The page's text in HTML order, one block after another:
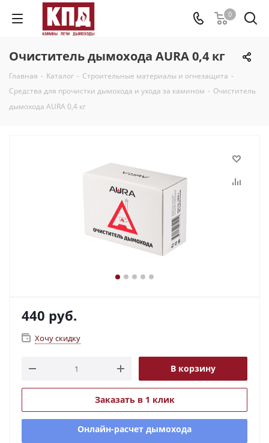
0
Очиститель дымохода AURA 0,4 кг
Главная - Каталог - Строительные материалы и огнезащита -
Средства для прочистки дымохода и ухода за камином - Очиститель
дымохода AURA 0,4 кг
440 руб.
Хочу скидку
В корзину
Заказать в 1 клик
Онлайн-расчет дымохода